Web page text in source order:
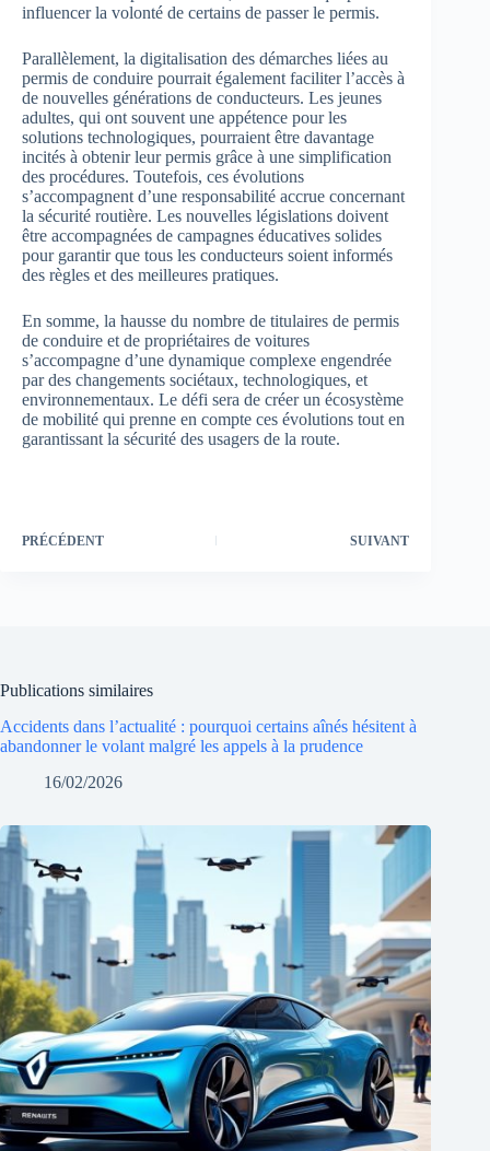
influencer la volonté de certains de passer le permis.
Parallèlement, la digitalisation des démarches liées au
permis de conduire pourrait également faciliter l’accès à
de nouvelles générations de conducteurs. Les jeunes
adultes, qui ont souvent une appétence pour les
solutions technologiques, pourraient être davantage
incités à obtenir leur permis grâce à une simplification
des procédures. Toutefois, ces évolutions
s’accompagnent d’une responsabilité accrue concernant
la sécurité routière. Les nouvelles législations doivent
être accompagnées de campagnes éducatives solides
pour garantir que tous les conducteurs soient informés
des règles et des meilleures pratiques.
En somme, la hausse du nombre de titulaires de permis
de conduire et de propriétaires de voitures
s’accompagne d’une dynamique complexe engendrée
par des changements sociétaux, technologiques, et
environnementaux. Le défi sera de créer un écosystème
de mobilité qui prenne en compte ces évolutions tout en
garantissant la sécurité des usagers de la route.
PRÉCÉDENT SUIVANT
Publications similaires
Accidents dans l’actualité : pourquoi certains aînés hésitent à
abandonner le volant malgré les appels à la prudence
16/02/2026